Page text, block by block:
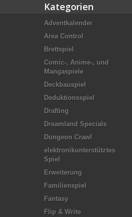
Kategorien
Adventkalender
Area Control
Brettspiel
Comic-, Anime-, und
Mangaspiele
Deckbauspiel
Deduktionsspiel
Drafting
Dreamland Specials
Dungeon Crawl
elektronikunterstütztes
Spiel
Erweiterung
Familienspiel
Fantasy
Flip & Write